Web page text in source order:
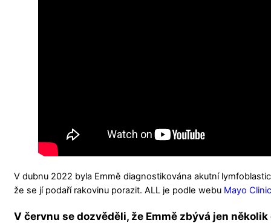
V dubnu 2022 byla Emmě diagnostikována akutní
že se jí podaří rakovinu porazit. ALL je podle webu Mayo Clinic
V červnu se dozvěděli, že Emmě zbývá jen